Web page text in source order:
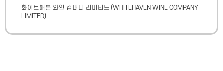
화이트해븐 와인 컴퍼니 리미티드 (WHITEHAVEN WINE COMPANY
LIMITED)